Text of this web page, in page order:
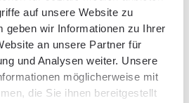
auf unsere Website zu
geben wir Informationen zu Ihrer
an unsere Partner für
und Analysen weiter. Unsere
möglicherweise mit
die Sie ihnen bereitgestellt